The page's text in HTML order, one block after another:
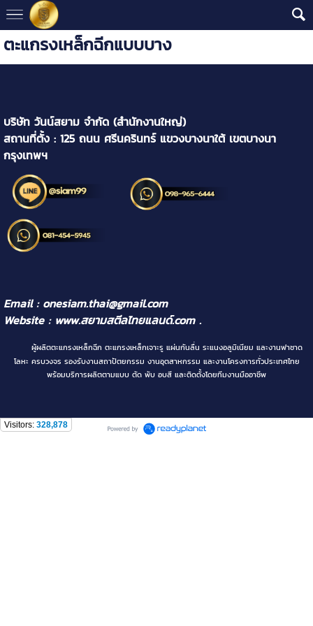
ตะแกรงเหล็กฉีกแบบบาง
บริษัท วันน์สยาม จำกัด (สำนักงานใหญ่)
สถานที่ตั้ง : 125 ถนน ศรีนครินทร์ แขวงบางนาใต้ เขตบางนา
กรุงเทพฯ
Email : onesiam.thai@gmail.com
Website : www.สยามสตีลไทยแลนด์.com.
ผู้ผลิตตะแกรงเหล็กฉีก ตะแกรงเหล็กเจาะรู แผ่นกันลื่น ระแนงอลูมิเนียม และงานฟาซาด
โลหะ ครบวงจร รองรับงานสถาปัตยกรรม งานอุตสาหกรรม และงานโครงการทั่วประเทศไทย
พร้อมบริการผลิตตามแบบ ตัด พับ อบสี และติดตั้งโดยทีมงานมืออาชีพ
Visitors: 328,878